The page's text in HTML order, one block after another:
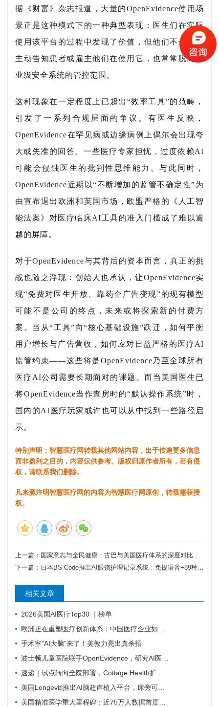
据《财富》杂志报道，大量的OpenEvidence使用场
景正是这种模式下的一种典型表现：医生们在实际
使用该平台的过程中发现了价值，但他们不一定会
主动告知患者或雇主他们在使用它，也常常脱离企
业级安全系统的管控范围。
这种现象在一定程度上已超出“效率工具”的范畴，
引发了一系列合规层面的争议。有医生反映，
OpenEvidence在罕见病或边缘病例上偶尔会出现夸
大或失准的回答。一些医疗专家担忧，过度依赖AI
可能会侵蚀医生的批判性思维能力。与此同时，
OpenEvidence近期以“不断增加的监管不确定性”为
由宣布退出欧洲和英国市场，欧盟严格的《人工智
能法案》对医疗临床AI工具的准入门槛成了难以逾
越的屏障。
对于OpenEvidence与其背后的资本而言，真正的挑
战也随之浮现：创始人也承认，让OpenEvidence实
现“免费对医生开放、靠药企广告变现”的现有模型
可能不是公司的终点，未来或将探索新的付费方
案。当从“工具”向“核心基础设施”跃迁，如何平衡
用户增长与广告营收，如何应对日益严格的医疗AI
监管约束——这些将是OpenEvidence乃至全球所有
医疗AI公司需要长期面对的课题。而当美国医生已
将OpenEvidence当作查房时的“默认操作系统”时，
国内的AI医疗玩家或许也可以从中找到一些路径启
示。
特别声明：智慧医疗网转载其他网站内容，出于传递更多信息
而非盈利之目的，内容仅供参考。版权归原作者所有，若有侵
权，请联系我们删除。
凡来源注明智慧医疗网的内容为智慧医疗网原创，转载需获授
权。
上一篇： 国家意志与全民健康：古巴与美国医疗体系的深度对比及启示
下一篇： 日本BS Code推出AI眼镜护理记录系统：免提语音+89种语言，展会3天完成现场迭代
相关文章
2026美国AI医疗Top30 ｜榜单
欧洲正在重塑医疗创新体系：中国医疗企业如何抓住下一轮机会？
手术室“AI大脑”来了！美敦力亮出真杀招
波士顿儿童医院联手OpenEvidence，研究AI医疗如何改变临床决策
速递｜试点转向全院部署，Cottage Health扩大AI医疗虚拟护理合作
美国Longeviti推出AI脑超声植入平台，床旁可完成颅内实时成像
美国精准医学重大里程碑：近75万人数据首度开放